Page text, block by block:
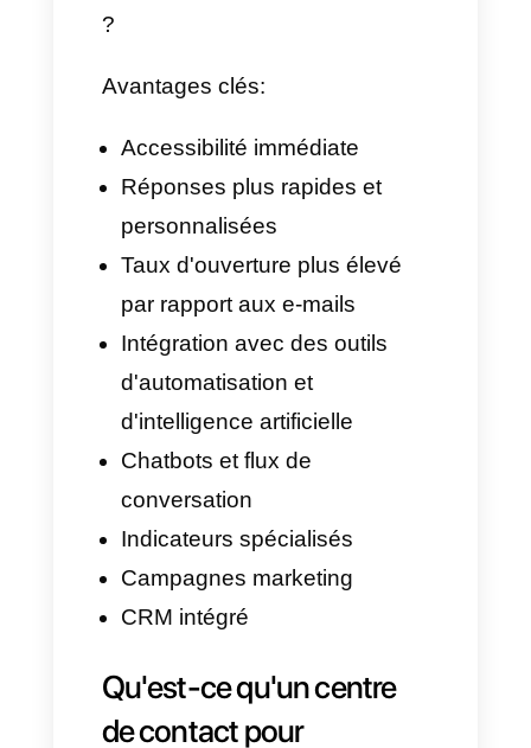
WhatsApp comme canal
principal ?
Comme nous le savons tous,
WhatsApp est la plateforme de
messagerie la plus
prédominante au monde. Vos
clients y sont déjà présents. À
quoi bon ne pas en faire votre
principal canal de
communication avec vos clients
?
Avantages clés: